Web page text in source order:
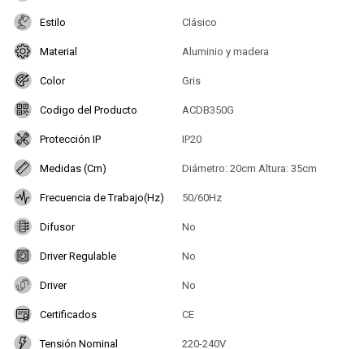
Estilo Clásico
Material Aluminio y madera
Color Gris
Codigo del Producto ACDB350G
Protección IP IP20
Medidas (Cm) Diámetro: 20cm Altura: 35cm
Frecuencia de Trabajo(Hz) 50/60Hz
Difusor No
Driver Regulable No
Driver No
Certificados CE
Tensión Nominal 220-240V